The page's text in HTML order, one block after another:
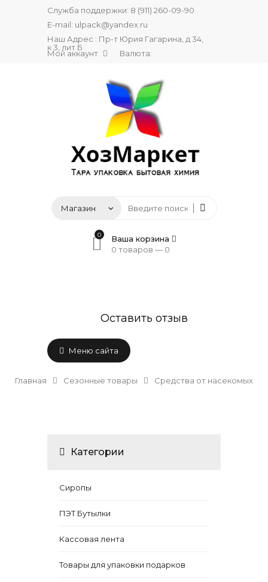
Служба поддержки: 8 (911) 260-09-90
E-mail: ulpack@yandex.ru
Наш Адрес : Пр-т Юрия Гагарина, д 34,
к 3, лит Б
Мой аккаунт Валюта:
0
Ваша корзина
0 товаров — 0
Оставить отзыв
Меню сайта
Главная Сезонные товары Средства от насекомых
Категории
Сиропы
ПЭТ Бутылки
Кассовая лента
Товары для упаковки подарков